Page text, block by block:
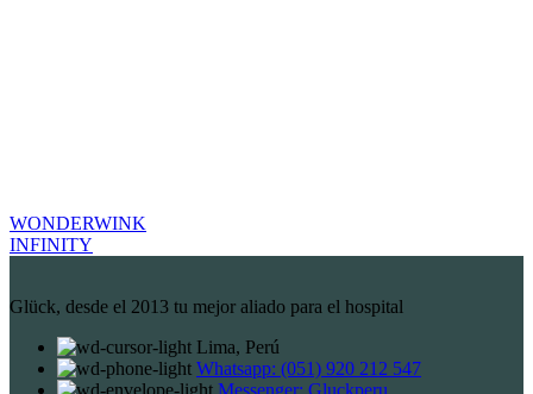
WONDERWINK
INFINITY
Glück, desde el 2013 tu mejor aliado para el hospital
Lima, Perú
Whatsapp: (051) 920 212 547
Messenger: Gluckperu